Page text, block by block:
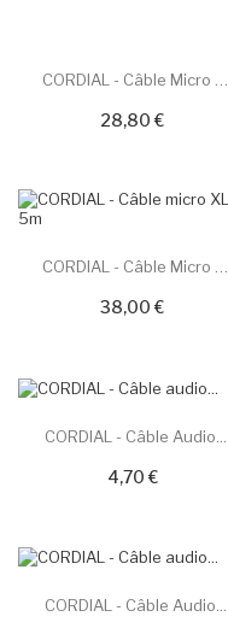
CORDIAL - Câble Micro XLR 1m
28,80 €
CORDIAL - Câble Micro XLR 5m
38,00 €
CORDIAL - Câble Audio...
4,70 €
CORDIAL - Câble Audio...